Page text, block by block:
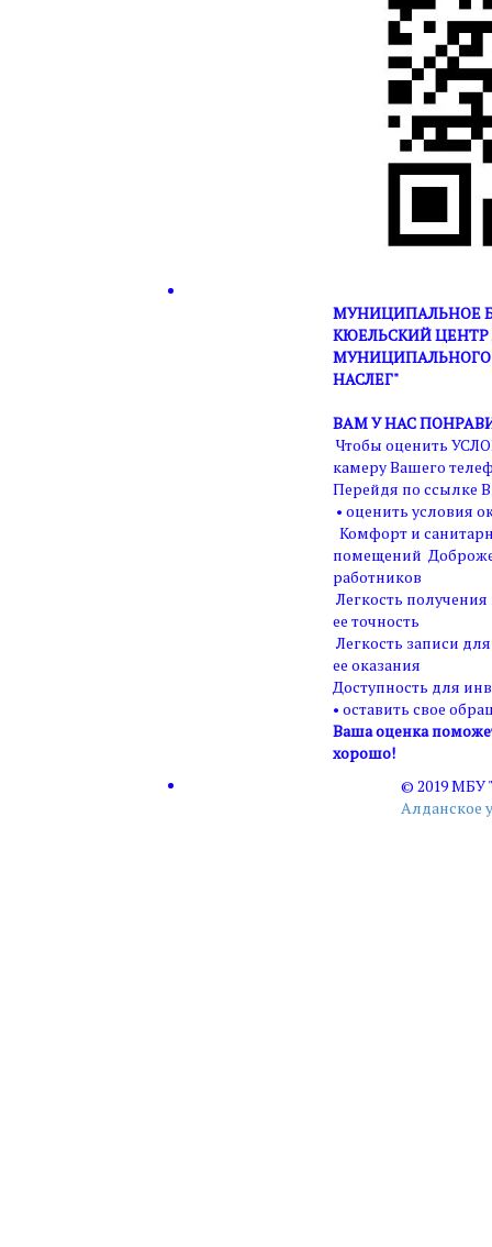
МУНИЦИПАЛЬНОЕ
КЮЕЛЬСКИЙ ЦЕНТР
МУНИЦИПАЛЬНОГО
НАСЛЕГ"
ВАМ У НАС
Чтобы оценить
камеру Вашего
Перейдя по ссылке
• оценить условия
Комфорт и
помещений
работников
Легкость
ее точность
Легкость записи
ее оказания
Доступность для
• оставить свое
Ваша оценка
хорошо!
© 2019
Алданское